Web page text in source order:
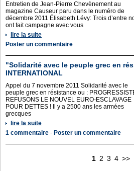
Entretien de Jean-Pierre Chevènement au
magazine Causeur paru dans le numéro de
décembre 2011 Élisabeth Lévy: Trois d’entre
ont fait campagne avec vous
lire la suite
Poster un commentaire
"Solidarité avec le peuple grec en
INTERNATIONAL
Appel du 7 novembre 2011 Solidarité avec le
peuple grec en résistance ou :
REFUSONS LE NOUVEL EURO-ESCLAVAGE
POUR DETTES ! Il y a 2500 ans les armées
grecques
lire la suite
1 commentaire - Poster un commentaire
1 2 3 4 >>